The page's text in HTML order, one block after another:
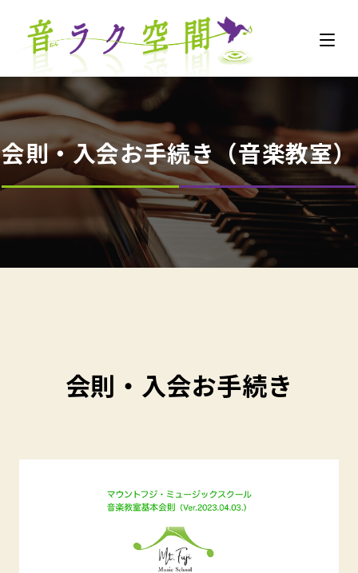
会則・入会お手続き（音楽教室）
会則・入会お手続き